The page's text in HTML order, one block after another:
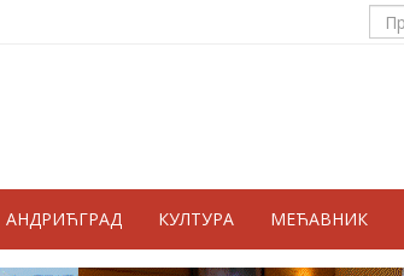
АНДРИЋГРАД КУЛТУРА МЕЋАВНИК